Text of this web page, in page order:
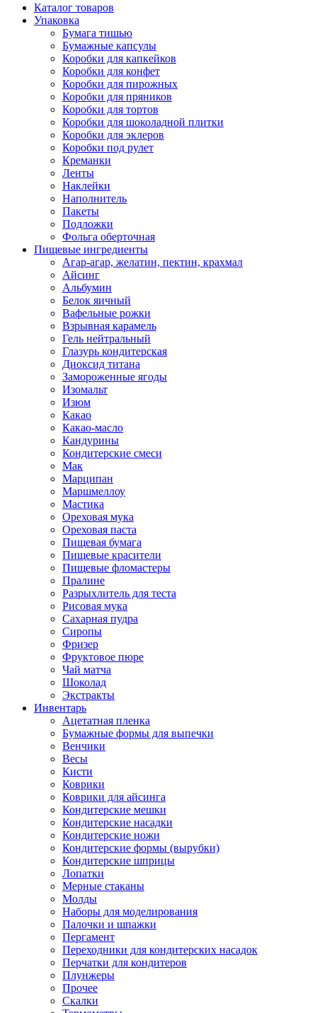
Каталог товаров
Упаковка
Бумага тишью
Бумажные капсулы
Коробки для капкейков
Коробки для конфет
Коробки для пирожных
Коробки для пряников
Коробки для тортов
Коробки для шоколадной плитки
Коробки для эклеров
Коробки под рулет
Креманки
Ленты
Наклейки
Наполнитель
Пакеты
Подложки
Фольга оберточная
Пищевые ингредиенты
Агар-агар, желатин, пектин, крахмал
Айсинг
Альбумин
Белок яичный
Вафельные рожки
Взрывная карамель
Гель нейтральный
Глазурь кондитерская
Диоксид титана
Замороженные ягоды
Изомальт
Изюм
Какао
Какао-масло
Кандурины
Кондитерские смеси
Мак
Марципан
Маршмеллоу
Мастика
Ореховая мука
Ореховая паста
Пищевая бумага
Пищевые красители
Пищевые фломастеры
Пралине
Разрыхлитель для теста
Рисовая мука
Сахарная пудра
Сиропы
Фризер
Фруктовое пюре
Чай матча
Шоколад
Экстракты
Инвентарь
Ацетатная пленка
Бумажные формы для выпечки
Венчики
Весы
Кисти
Коврики
Коврики для айсинга
Кондитерские мешки
Кондитерские насадки
Кондитерские ножи
Кондитерские формы (вырубки)
Кондитерские шприцы
Лопатки
Мерные стаканы
Молды
Наборы для моделирования
Палочки и шпажки
Пергамент
Переходники для кондитерских насадок
Перчатки для кондитеров
Плунжеры
Прочее
Скалки